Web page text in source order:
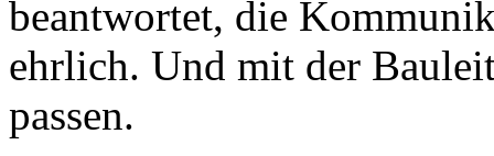
beantwortet, die
ehrlich. Und mit der
passen.